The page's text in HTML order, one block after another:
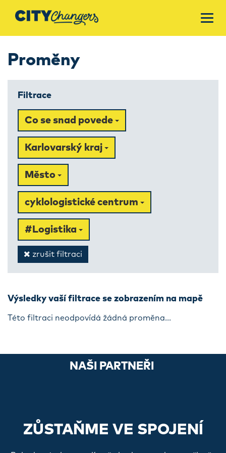
Proměny
Filtrace
Co se snad povede
Karlovarský kraj
Město
cyklologistické centrum
#Logistika
zrušit filtraci
Výsledky vaší filtrace se zobrazením na mapě
Této filtraci neodpovídá žádná proměna...
NAŠI PARTNEŘI
ZŮSTAŇME VE SPOJENÍ